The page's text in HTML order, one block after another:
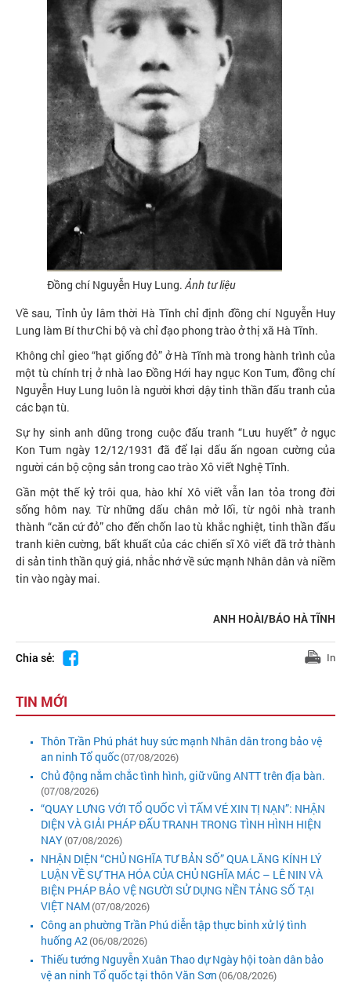
Đồng chí Nguyễn Huy Lung.Ảnh tư liệu
Về sau, Tỉnh ủy lâm thời Hà Tĩnh chỉ định đồng chí Nguyễn Huy
Lung làm Bí thư Chi bộ và chỉ đạo phong trào ở thị xã Hà Tĩnh.
Không chỉ gieo “hạt giống đỏ” ở Hà Tĩnh mà trong hành trình của
một tù chính trị ở nhà lao Đồng Hới hay ngục Kon Tum, đồng chí
Nguyễn Huy Lung luôn là người khơi dậy tinh thần đấu tranh của
các bạn tù.
Sự hy sinh anh dũng trong cuộc đấu tranh “Lưu huyết” ở ngục
Kon Tum ngày 12/12/1931 đã để lại dấu ấn ngoan cường của
người cán bộ cộng sản trong cao trào Xô viết Nghệ Tĩnh.
Gần một thế kỷ trôi qua, hào khí Xô viết vẫn lan tỏa trong đời
sống hôm nay. Từ những dấu chân mở lối, từ ngôi nhà tranh
thành “căn cứ đỏ” cho đến chốn lao tù khắc nghiệt, tinh thần đấu
tranh kiên cường, bất khuất của các chiến sĩ Xô viết đã trở thành
di sản tinh thần quý giá, nhắc nhớ về sức mạnh Nhân dân và niềm
tin vào ngày mai.
ANH HOÀI/BÁO HÀ TĨNH
Chia sẻ: In
TIN MỚI
Thôn Trần Phú phát huy sức mạnh Nhân dân trong bảo vệ
an ninh Tổ quốc(07/08/2026)
Chủ động nắm chắc tình hình, giữ vũng ANTT trên địa bàn.
(07/08/2026)
“QUAY LƯNG VỚI TỔ QUỐC VÌ TẤM VÉ XIN TỊ NẠN”: NHẬN
DIỆN VÀ GIẢI PHÁP ĐẤU TRANH TRONG TÌNH HÌNH HIỆN
NAY(07/08/2026)
NHẬN DIỆN “CHỦ NGHĨA TƯ BẢN SỐ” QUA LĂNG KÍNH LÝ
LUẬN VỀ SỰ THA HÓA CỦA CHỦ NGHĨA MÁC – LÊ NIN VÀ
BIỆN PHÁP BẢO VỆ NGƯỜI SỬ DỤNG NỀN TẢNG SỐ TẠI
VIỆT NAM (07/08/2026)
Công an phường Trần Phú diễn tập thực binh xử lý tình
huống A2(06/08/2026)
Thiếu tướng Nguyễn Xuân Thao dự Ngày hội toàn dân bảo
vệ an ninh Tổ quốc tại thôn Văn Sơn (06/08/2026)